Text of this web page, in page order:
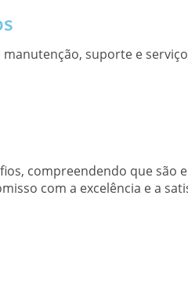
suporte e
compreendendo que
com a excelência e a